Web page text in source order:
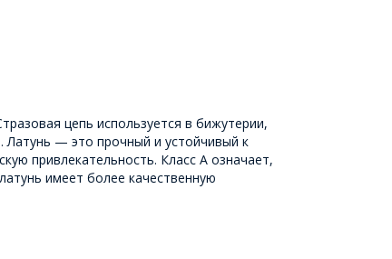
цепь используется в бижутерии,
Латунь — это прочный и устойчивый к
привлекательность. Класс А означает,
имеет более качественную